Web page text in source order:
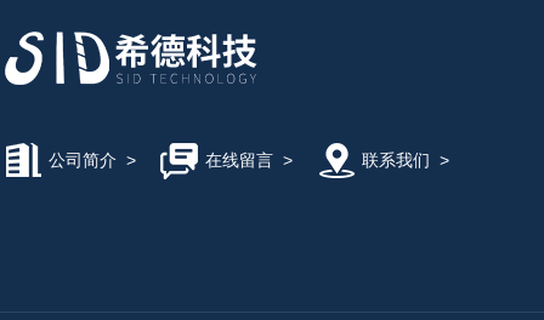
公司简介 > 在线留言> 联系我们 >